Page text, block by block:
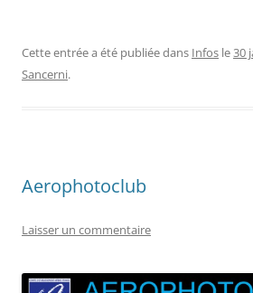
Cette entrée a été publiée dans Infos le30
Sancerni.
Aerophotoclub
Laisser un commentaire